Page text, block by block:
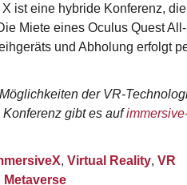
ist eine hybride Konferenz,
Miete eines Oculus Quest
und Abholung erfolgt
der VR-
gibt es auf
, Virtual Reality, VR
Metaverse